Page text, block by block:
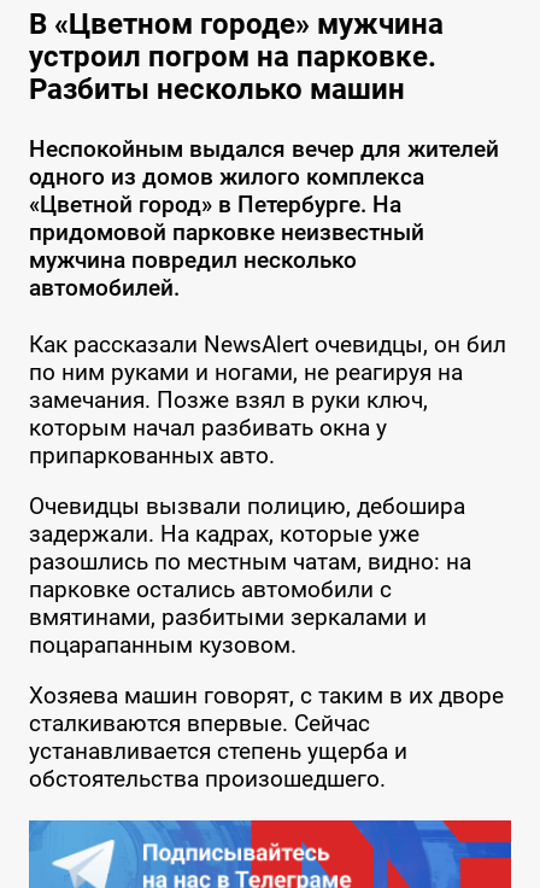
В «Цветном городе» мужчина
устроил погром на парковке.
Разбиты несколько машин
Неспокойным выдался вечер для жителей
одного из домов жилого комплекса
«Цветной город» в Петербурге. На
придомовой парковке неизвестный
мужчина повредил несколько
автомобилей.
Как рассказали NewsAlert очевидцы, он бил
по ним руками и ногами, не реагируя на
замечания. Позже взял в руки ключ,
которым начал разбивать окна у
припаркованных авто.
Очевидцы вызвали полицию, дебошира
задержали. На кадрах, которые уже
разошлись по местным чатам, видно: на
парковке остались автомобили с
вмятинами, разбитыми зеркалами и
поцарапанным кузовом.
Хозяева машин говорят, с таким в их дворе
сталкиваются впервые. Сейчас
устанавливается степень ущерба и
обстоятельства произошедшего.